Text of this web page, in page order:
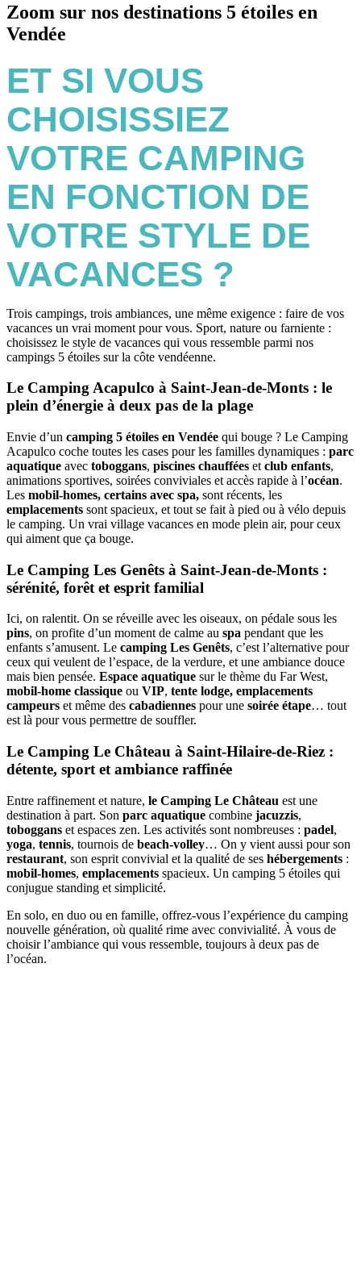
Zoom sur nos destinations 5 étoiles en
Vendée
ET SI VOUS
CHOISISSIEZ
VOTRE CAMPING
EN FONCTION DE
VOTRE STYLE DE
VACANCES ?
Trois campings, trois ambiances, une même exigence : faire de vos
vacances un vrai moment pour vous. Sport, nature ou farniente :
choisissez le style de vacances qui vous ressemble parmi nos
campings 5 étoiles sur la côte vendéenne.
Le Camping Acapulco à Saint-Jean-de-Monts : le
plein d’énergie à deux pas de la plage
Envie d’un camping 5 étoiles en Vendée qui bouge ? Le Camping
Acapulco coche toutes les cases pour les familles dynamiques : parc
aquatique avec toboggans, piscines chauffées et club enfants,
animations sportives, soirées conviviales et accès rapide à l’océan.
Les mobil-homes, certains avec spa, sont récents, les
emplacements sont spacieux, et tout se fait à pied ou à vélo depuis
le camping. Un vrai village vacances en mode plein air, pour ceux
qui aiment que ça bouge.
Le Camping Les Genêts à Saint-Jean-de-Monts :
sérénité, forêt et esprit familial
Ici, on ralentit. On se réveille avec les oiseaux, on pédale sous les
pins, on profite d’un moment de calme au spa pendant que les
enfants s’amusent. Le camping Les Genêts, c’est l’alternative pour
ceux qui veulent de l’espace, de la verdure, et une ambiance douce
mais bien pensée. Espace aquatique sur le thème du Far West,
mobil-home classique ou VIP, tente lodge, emplacements
campeurs et même des cabadiennes pour une soirée étape… tout
est là pour vous permettre de souffler.
Le Camping Le Château à Saint-Hilaire-de-Riez :
détente, sport et ambiance raffinée
Entre raffinement et nature, le Camping Le Château est une
destination à part. Son parc aquatique combine jacuzzis,
toboggans et espaces zen. Les activités sont nombreuses : padel,
yoga, tennis, tournois de beach-volley… On y vient aussi pour son
restaurant, son esprit convivial et la qualité de ses hébergements :
mobil-homes, emplacements spacieux. Un camping 5 étoiles qui
conjugue standing et simplicité.
En solo, en duo ou en famille, offrez-vous l’expérience du camping
nouvelle génération, où qualité rime avec convivialité. À vous de
choisir l’ambiance qui vous ressemble, toujours à deux pas de
l’océan.